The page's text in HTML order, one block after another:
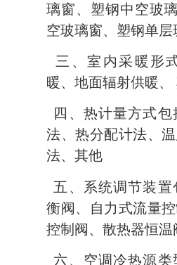
璃窗、塑钢中空玻
空玻璃窗、塑钢单
三、室内采暖形式
暖、地面辐射供暖、
四、热计量方式包
法、热分配计法、
法、其他
五、系统调节装置
衡阀、自力式流量
控制阀、散热器恒温
六、空调冷热源类